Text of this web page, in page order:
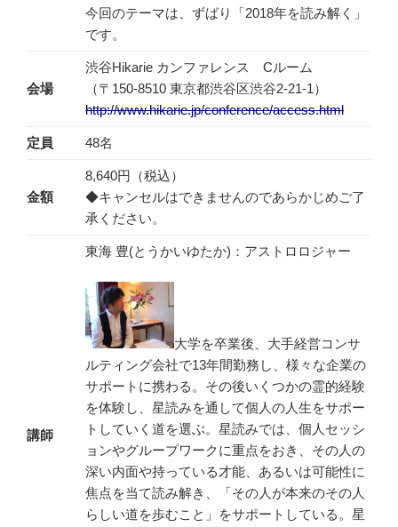
今回のテーマは、ずばり「2018年を読み解く」
です。
会場
渋谷Hikarie カンファレンス Cルーム
（〒150-8510 東京都渋谷区渋谷2-21-1）
http://www.hikarie.jp/conference/access.html
定員 48名
金額
8,640円（税込）
◆キャンセルはできませんのであらかじめご了
承ください。
講師
東海 豊(とうかいゆたか)：アストロロジャー
大学を卒業後、大手経営コンサ
ルティング会社で13年間勤務し、様々な企業の
サポートに携わる。その後いくつかの霊的経験
を体験し、星読みを通して個人の人生をサポー
トしていく道を選ぶ。星読みでは、個人セッシ
ョンやグループワークに重点をおき、その人の
深い内面や持っている才能、あるいは可能性に
焦点を当て読み解き、「その人が本来のその人
らしい道を歩むこと」をサポートしている。星